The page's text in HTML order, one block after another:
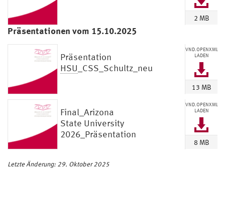
2 MB
Präsentationen vom 15.10.2025
Präsentation
HSU _CSS_Schultz_neu
VND.OPENXML
LADEN
13 MB
Final_Arizona
State University
2026_Präsentation
VND.OPENXML
LADEN
8 MB
Letzte Änderung: 29. Oktober 2025